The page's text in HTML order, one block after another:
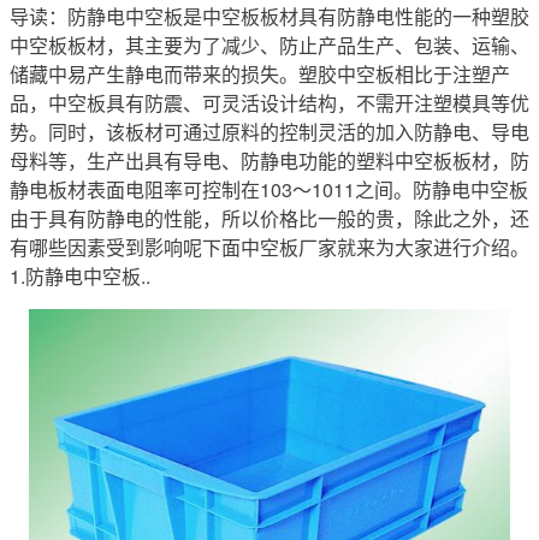
导读：防静电中空板是中空板板材具有防静电性能的一种塑胶
中空板板材，其主要为了减少、防止产品生产、包装、运输、
储藏中易产生静电而带来的损失。塑胶中空板相比于注塑产
品，中空板具有防震、可灵活设计结构，不需开注塑模具等优
势。同时，该板材可通过原料的控制灵活的加入防静电、导电
母料等，生产出具有导电、防静电功能的塑料中空板板材，防
静电板材表面电阻率可控制在103～1011之间。防静电中空板
由于具有防静电的性能，所以价格比一般的贵，除此之外，还
有哪些因素受到影响呢下面中空板厂家就来为大家进行介绍。
1.防静电中空板..